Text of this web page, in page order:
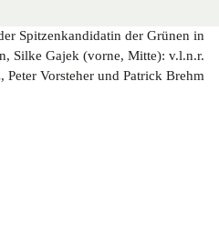
Spitzenkandidatin der Grünen in
Silke Gajek (vorne, Mitte): v.l.n.r.
Vorsteher und Patrick Brehm